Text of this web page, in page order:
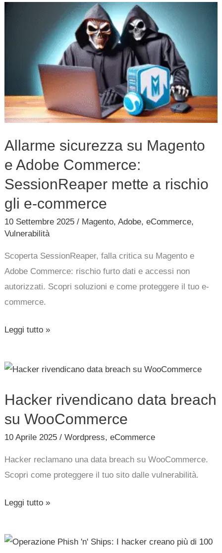
Allarme sicurezza su Magento
e Adobe Commerce:
SessionReaper mette a rischio
gli e-commerce
10 Settembre 2025/ Magento,Adobe,eCommerce,
Vulnerabilità
Scoperta SessionReaper, falla critica su Magento e
Adobe Commerce: rischio furto dati e accessi non
autorizzati. Scopri soluzioni e come proteggere il tuo e-
commerce.
Commerce:
SessionReaper
a
rischio
gli
commerce
Leggi tutto »
Hacker rivendicano data breach
su WooCommerce
10 Aprile 2025/Wordpress,eCommerce
Hacker reclamano una data breach su WooCommerce.
Scopri come proteggere il tuo sito dalle vulnerabilità.
Hacker
data
breach
WooCommerce
Leggi tutto »
Operazione